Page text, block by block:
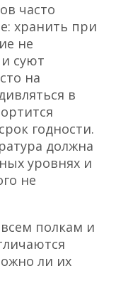
часто
хранить при
не
суют
на
в
годности.
должна
уровнях и
не
полкам и
ли их